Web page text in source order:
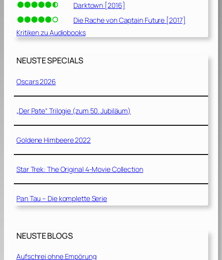
Darktown [2016]
Die Rache von Captain Future [2017]
Kritiken zu Audiobooks
NEUSTE SPECIALS
Oscars 2026
„Der Pate“ Trilogie (zum 50. Jubiläum)
Goldene Himbeere 2022
Star Trek: The Original 4-Movie Collection
Pan Tau – Die komplette Serie
NEUSTE BLOGS
Aufschrei ohne Empörung